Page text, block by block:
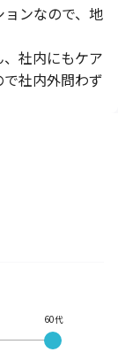
ンなので、地
社内にもケア
社内外問わず
60代